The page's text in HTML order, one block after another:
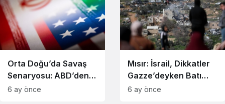
Orta Doğu’da Savaş
Senaryosu: ABD’den
İran’a Operasyon
6 ay önce
Mısır: İsrail, Dikkatler
Gazze’deyken Batı
Şeria’yı Karıştırıyor
6 ay önce